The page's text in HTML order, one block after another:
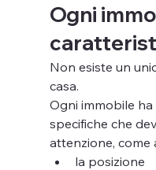
Ogni
Non esiste un
casa.
Ogni immobile
specifiche che
attenzione, come
la posizione